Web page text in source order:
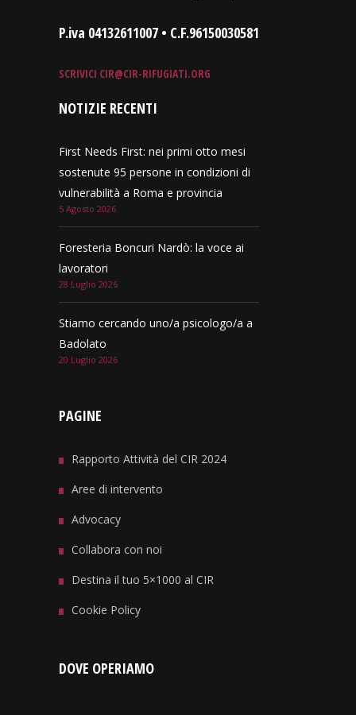
P.iva 04132611007 • C.F.96150030581
SCRIVICI CIR@CIR-RIFUGIATI.ORG
NOTIZIE RECENTI
First Needs First: nei primi otto mesi
sostenute 95 persone in condizioni di
vulnerabilità a Roma e provincia
5 Agosto 2026
Foresteria Boncuri Nardò: la voce ai
lavoratori
28 Luglio 2026
Stiamo cercando uno/a psicologo/a a
Badolato
20 Luglio 2026
PAGINE
Rapporto Attività del CIR 2024
Aree di intervento
Advocacy
Collabora con noi
Destina il tuo 5×1000 al CIR
Cookie Policy
DOVE OPERIAMO